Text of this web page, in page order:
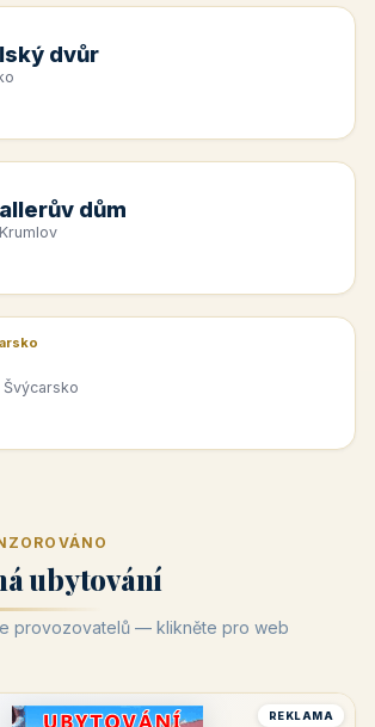
dvůr
dům
Švýcarsko
ubytování
provozovatelů — klikněte pro web
REKLAMA